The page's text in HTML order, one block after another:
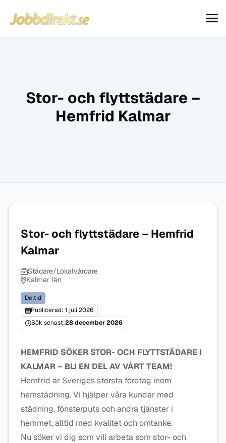
Hoppa till innehåll
Jobbdirekt
Stor- och flyttstädare –
Hemfrid Kalmar
Stor- och flyttstädare – Hemfrid
Kalmar
Städare/Lokalvårdare
Kalmar län
Deltid
Publicerad: 1 juli 2026
Sök senast:28 december 2026
HEMFRID SÖKER STOR- OCH FLYTTSTÄDARE I
KALMAR – BLI EN DEL AV VÅRT TEAM!
Hemfrid är Sveriges största företag inom
hemstädning. Vi hjälper våra kunder med
städning, fönsterputs och andra tjänster i
hemmet, alltid med kvalitet och omtanke.
Nu söker vi dig som vill arbeta som stor- och